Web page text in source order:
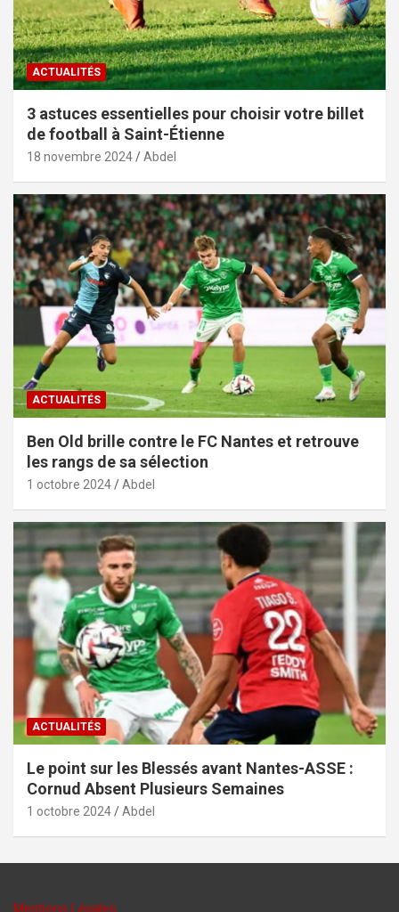
ACTUALITÉS
3 astuces essentielles pour choisir votre billet
de football à Saint-Étienne
18 novembre 2024 Abdel
ACTUALITÉS
Ben Old brille contre le FC Nantes et retrouve
les rangs de sa sélection
1 octobre 2024 Abdel
ACTUALITÉS
Le point sur les Blessés avant Nantes-ASSE :
Cornud Absent Plusieurs Semaines
1 octobre 2024 Abdel
Mentions Légales